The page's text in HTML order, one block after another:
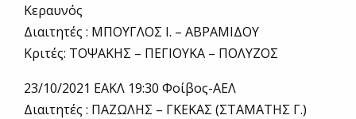
Κεραυνός
Διαιτητές : ΜΠΟΥΓΛΟΣ Ι. – ΑΒΡΑΜΙΔΟΥ
Κριτές: ΤΟΨΑΚΗΣ – ΠΕΓΙΟΥΚΑ – ΠΟΛΥΖΟΣ
23/10/2021 ΕΑΚΛ 19:30 Φοίβος-ΑΕΛ
Διαιτητές : ΠΑΖΩΛΗΣ – ΓΚΕΚΑΣ (ΣΤΑΜΑΤΗΣ Γ.)